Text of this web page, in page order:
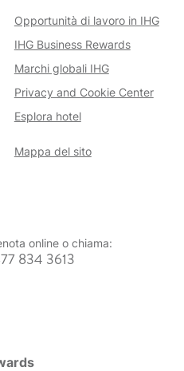
Opportunità di lavoro in IHG
IHG Business Rewards
Marchi globali IHG
Privacy and Cookie Center
Esplora hotel
Mappa del sito
online o chiama:
834 3613